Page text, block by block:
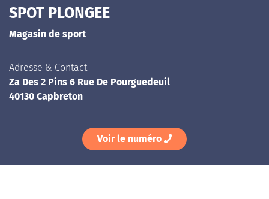
SPOT PLONGEE
Magasin de sport
Adresse & Contact
Za Des 2 Pins 6 Rue De Pourguedeuil
40130 Capbreton
Voir le numéro